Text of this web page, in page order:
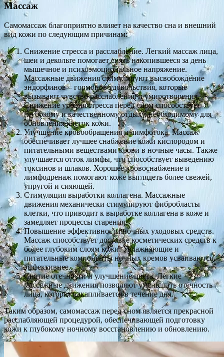
Массаж
Самомассаж благоприятно влияет на качество сна и внешний
вид кожи по следующим причинам:
Снижение стресса и расслабление. Легкий массаж лица,
шеи и декольте помогает снять накопившееся за день
мышечное и психоэмоциональное напряжение.
Массажные движения стимулируют высвобождение
эндорфинов – гормонов удовольствия, которые
вызывают чувство расслабления и умиротворения.
Снижение уровня стресса перед сном способствует
глубокому и качественному отдыху, необходимому для
обновления клеток кожи.
Улучшение кровообращения и лимфотока. Массаж
обеспечивает лучшее снабжение кожи кислородом и
питательными веществами крови в ночные часы. Также
улучшается отток лимфы, что способствует выведению
токсинов и шлаков. Хорошее кровоснабжение и
лимфодренаж помогают коже выглядеть более свежей,
упругой и сияющей.
Стимуляция выработки коллагена. Массажные
движения механически стимулируют фибробласты
клетки, что приводит к выработке коллагена в коже и
замедляет процессы старения.
Повышение эффективности ночных уходовых средств.
Массаж способствует доставке косметических средств к
более глубоким слоям кожи. Увлажняющие и
питательные компоненты ночных кремов усваиваются
эффективнее.
Снятие отечности и улучшение цвета. Легкие
массажные движения позволяют уменьшить отечность
лица, которая накапливается в течение дня.
Таким образом, самомассаж перед сном является прекрасной
расслабляющей процедурой, обеспечивающей подготовку
кожи к глубокому ночному восстановлению и обновлению.